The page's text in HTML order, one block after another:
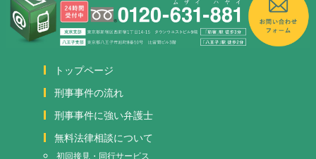
トップページ
刑事事件の流れ
刑事事件に強い弁護士
無料法律相談について
初回接見・同行サービス